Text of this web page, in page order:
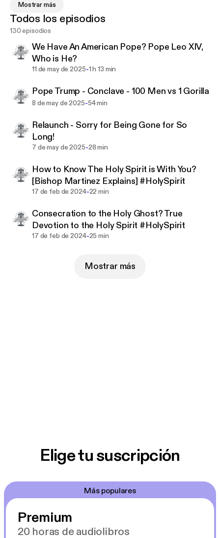
passionate about sharing the richness of Catholic
teachings and traditions with his audience. From
exploring the history and significance of
sacramentals like the Miraculous Medal and the
Green Scapular, to tackling profound theological
questions about suffering and salvation, each
Catholicism. Whether you're a lifelong Catholic or
simply curious about the faith, you'll find engaging
theology to philosophy and devotions. Tune in to
Catholic Conversations and let Adrian guide you on
a spiritual exploration that will enrich your faith and
deepen your relationship with God.
Mostrar más
Todos los episodios
130 episodios
We Have An American Pope? Pope Leo XIV,
Who is He?
11 de may de 2025-1 h 13 min
Pope Trump - Conclave - 100 Men vs 1 Gorilla
8 de may de 2025-54 min
Relaunch - Sorry for Being Gone for So
Long!
7 de may de 2025-28 min
How to Know The Holy Spirit is With You?
[Bishop Martinez Explains] #HolySpirit
17 de feb de 2024-22 min
Consecration to the Holy Ghost? True
Devotion to the Holy Spirit #HolySpirit
17 de feb de 2024-25 min
Mostrar más
Elige tu suscripción
Más populares
Premium
20 horas de audiolibros